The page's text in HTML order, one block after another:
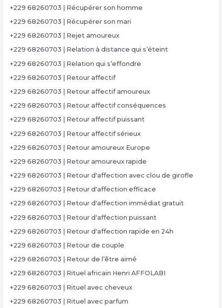
+229 68260703 | Récupérer son homme
+229 68260703 | Récupérer son mari
+229 68260703 | Rejet amoureux
+229 68260703 | Relation à distance qui s’éteint
+229 68260703 | Relation qui s’effondre
+229 68260703 | Retour affectif
+229 68260703 | Retour affectif amoureux
+229 68260703 | Retour affectif conséquences
+229 68260703 | Retour affectif puissant
+229 68260703 | Retour affectif sérieux
+229 68260703 | Retour amoureux Europe
+229 68260703 | Retour amoureux rapide
+229 68260703 | Retour d'affection avec clou de girofle
+229 68260703 | Retour d'affection efficace
+229 68260703 | Retour d'affection immédiat gratuit
+229 68260703 | Retour d'affection puissant
+229 68260703 | Retour d'affection rapide en 24h
+229 68260703 | Retour de couple
+229 68260703 | Retour de l’être aimé
+229 68260703 | Rituel africain Henri AFFOLABI
+229 68260703 | Rituel avec cheveux
+229 68260703 | Rituel avec parfum